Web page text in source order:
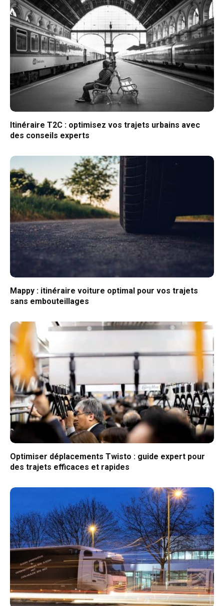
Itinéraire T2C : optimisez vos trajets urbains avec
des conseils experts
Mappy : itinéraire voiture optimal pour vos trajets
sans embouteillages
Optimiser déplacements Twisto : guide expert pour
des trajets efficaces et rapides